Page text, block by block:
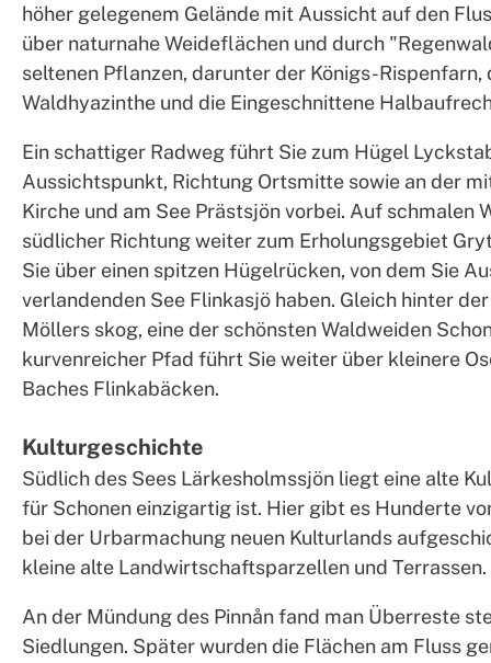
höher gelegenem Gelände mit Aussicht auf den
über naturnahe Weideflächen und durch
seltenen Pflanzen, darunter der Königs-Rispenfarn,
Waldhyazinthe und die Eingeschnittene
Ein schattiger Radweg führt Sie zum Hügel
Aussichtspunkt, Richtung Ortsmitte sowie an der
Kirche und am See Prästsjön vorbei. Auf schmalen
südlicher Richtung weiter zum Erholungsgebiet
Sie über einen spitzen Hügelrücken, von dem Sie
verlandenden See Flinkasjö haben. Gleich hinter
Möllers skog, eine der schönsten Waldweiden
kurvenreicher Pfad führt Sie weiter über kleinere
Baches Flinkabäcken.
Kulturgeschichte
Südlich des Sees Lärkesholmssjön liegt eine alte
für Schonen einzigartig ist. Hier gibt es Hunderte
bei der Urbarmachung neuen Kulturlands
kleine alte Landwirtschaftsparzellen und Terrassen.
An der Mündung des Pinnån fand man Überreste
Siedlungen. Später wurden die Flächen am Fluss